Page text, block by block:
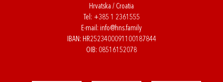
Hrvatska / Croatia
Tel: +385 1 2361555
E-mail: info@hns.family
IBAN: HR2523400091100187844
OIB: 08516152078